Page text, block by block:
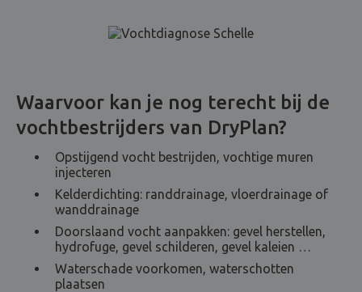
Waarvoor kan je nog terecht bij de
vochtbestrijders van DryPlan?
Opstijgend vocht bestrijden, vochtige muren
injecteren
Kelderdichting: randdrainage, vloerdrainage of
wanddrainage
Doorslaand vocht aanpakken: gevel herstellen,
hydrofuge, gevel schilderen, gevel kaleien …
Waterschade voorkomen, waterschotten
plaatsen